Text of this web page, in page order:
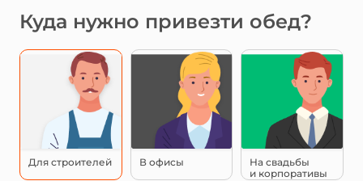
Куда нужно привезти обед?
Для строителей В офисы
На свадьбы
и корпоративы